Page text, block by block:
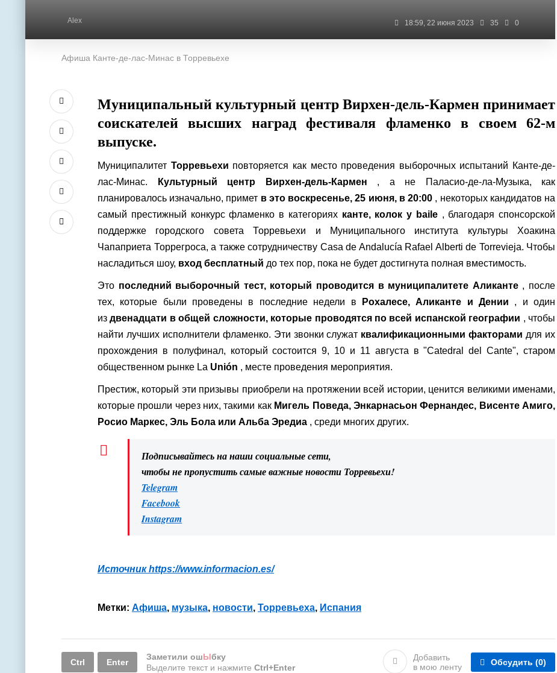
Alex 18:59, 22 июня 2023 35 0
Афиша Канте-де-лас-Минас в Торревьехе
Муниципальный культурный центр Вирхен-дель-Кармен принимает
соискателей высших наград фестиваля фламенко в своем 62-м
выпуске.
Муниципалитет Торревьехи повторяется как место проведения выборочных испытаний Канте-де-
лас-Минас.
Культурный центр Вирхен-дель-Кармен , а не Паласио-де-ла-Музыка, как
планировалось изначально, примет в это воскресенье, 25 июня, в 20:00 , некоторых кандидатов на
самый престижный конкурс фламенко в категориях канте, колок y baile, благодаря спонсорской
поддержке городского совета Торревьехи и Муниципального института культуры Хоакина
Чапаприета Торрегроса, а также сотрудничеству Casa de Andalucía Rafael Alberti de Torrevieja. Чтобы
насладиться шоу, вход бесплатный до тех пор, пока не будет достигнута полная вместимость.
Это последний выборочный тест, который проводится в муниципалитете Аликанте, после
тех, которые были проведены в последние недели в
Рохалесе, Аликанте и Дении , и один
издвенадцати в общей сложности, которые проводятся по всей испанской географии , чтобы
найти лучших исполнители фламенко. Эти звонки служат квалификационными факторами для их
прохождения в полуфинал, который состоится 9, 10 и 11 августа в "Catedral del Cante", старом
общественном рынке La Unión , месте проведения мероприятия.
Престиж, который эти призывы приобрели на протяжении всей истории, ценится великими именами,
которые прошли через них, такими как Мигель Поведа, Энкарнасьон Фернандес, Висенте Амиго,
Росио Маркес, Эль Бола или Альба Эредиа , среди многих других.
Подписывайтесь на наши социальные сети,
чтобы не пропустить самые важные новости Торревьехи!
Telegram
Facebook
Instagram
Источник https://www.informacion.es/
Метки: Афиша, музыка, новости, Торревьеха, Испания
Ctrl Enter
Заметили ошЫбку
Выделите текст и нажмите Ctrl+Enter
Добавить
в мою ленту
Обсудить (0)